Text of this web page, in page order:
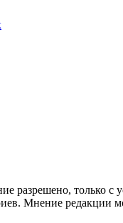
разрешено, только с
Мнение